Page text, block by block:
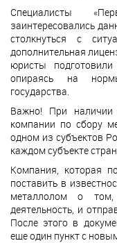
Специалисты
заинтересовались
столкнуться с
дополнительная
юристы
опираясь на
государства.
Важно! При наличии
компании по сбору
одном из субъектов
каждом субъекте
Компания, которая
поставить в
металлолом о том,
деятельность, и
После этого в
еще один пункт с